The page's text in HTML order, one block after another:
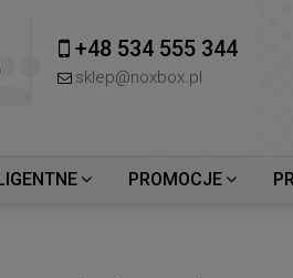
+48 534 555 344
sklep@noxbox.pl
PROMOCJE